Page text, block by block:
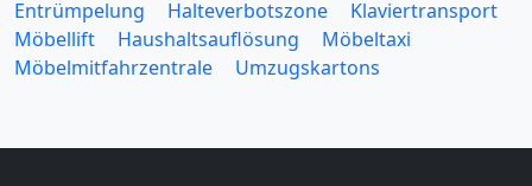
Entrümpelung
Halteverbotszone
Klaviertransport
Möbellift
Haushaltsauflösung
Möbeltaxi
Möbelmitfahrzentrale
Umzugskartons